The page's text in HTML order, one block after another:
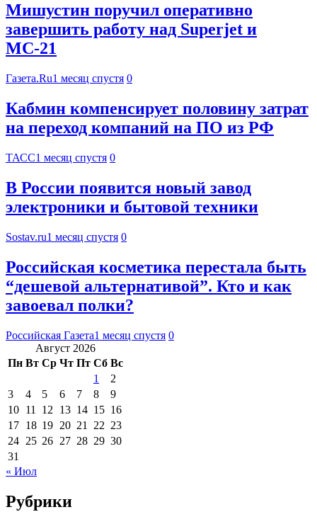
Мишустин поручил оперативно
завершить работу над Superjet и
МС-21
Газета.Ru1 месяц спустя 0
Кабмин компенсирует половину затрат
на переход компаний на ПО из РФ
ТАСС1 месяц спустя 0
В России появится новый завод
электроники и бытовой техники
Sostav.ru1 месяц спустя 0
Российская косметика перестала быть
“дешевой альтернативой”. Кто и как
завоевал полки?
Российская Газета1 месяц спустя 0
Август 2026
Пн Вт Ср Чт Пт Сб Вс
1
2
3
4 5 6 7 8
9
10 11 12 13 14 15 16
17 18 19 20 21 22 23
24 25 26 27 28 29 30
31
« Июл
Рубрики